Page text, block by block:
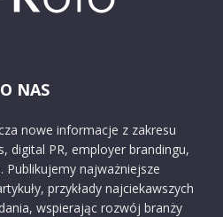
O NAS
nowe informacje z zakresu
digital PR, employer brandingu,
Publikujemy najważniejsze
przykłady najciekawszych
wspierając rozwój branży